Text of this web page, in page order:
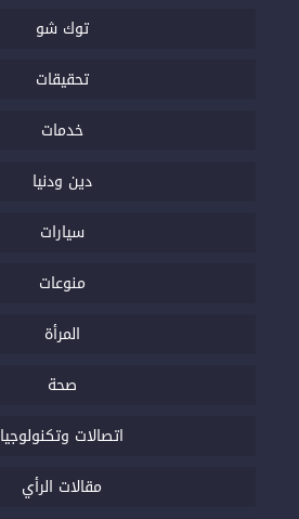
توك شو
تحقيقات
خدمات
دين ودنيا
سيارات
منوعات
المرأة
صحة
اتصالات وتكنولوجيا
مقالات الرأي